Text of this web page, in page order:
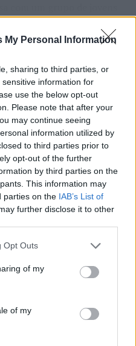
My Personal Information
sharing to third parties, or
information for
use the below opt-out
Please note that after your
may continue seeing
information utilized by
to third parties prior to
opt-out of the further
by third parties on the
This information may
parties on the IAB’s List of
further disclose it to other
Opt Outs
of my
of my
entre os oito e os oitenta,
de várias etapas (Volei
todo o País, transformou
da moda, que reflete a
do Campeonato Nacional
ser aguardado com
NACIONAL
das Obras de
Guerra
no Centro Cultural
um almoço-convívio com
o “
Dia Internacional da
para os desafios,
das novas gerações na
A LER
“comprometer”
de “provocar”
diz
08/08/2026
pode reduzir o uso de
a evolução
ocorrer antes que